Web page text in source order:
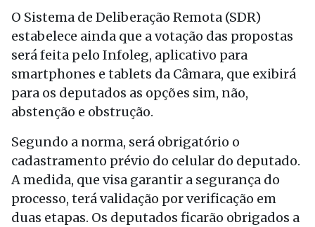
O Sistema de Deliberação Remota (SDR)
estabelece ainda que a votação das propostas
será feita pelo Infoleg, aplicativo para
smartphones e tablets da Câmara, que exibirá
para os deputados as opções sim, não,
abstenção e obstrução.
Segundo a norma, será obrigatório o
cadastramento prévio do celular do deputado.
A medida, que visa garantir a segurança do
processo, terá validação por verificação em
duas etapas. Os deputados ficarão obrigados a